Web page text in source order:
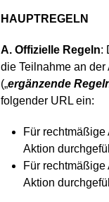
HAUPTREGELN
A. Offizielle Regeln:
die Teilnahme an der
(„ergänzende
folgender URL ein:
Für
Aktion
Für
Aktion